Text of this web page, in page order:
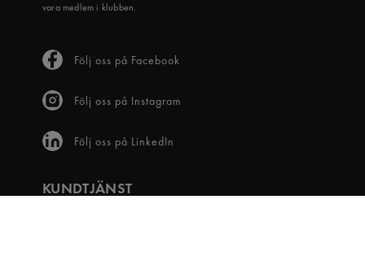
vara medlem i klubben.
Följ oss på Facebook
Följ oss på Instagram
Följ oss på LinkedIn
KUNDTJÄNST